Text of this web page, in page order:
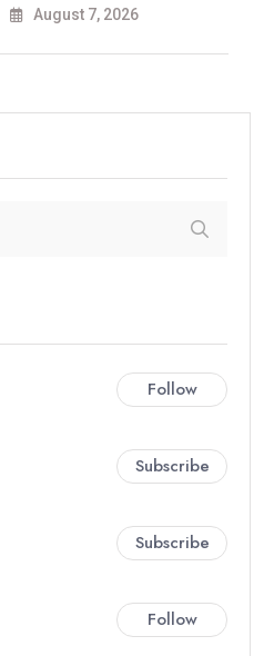
August 7, 2026
Follow
Subscribe
Subscribe
Follow